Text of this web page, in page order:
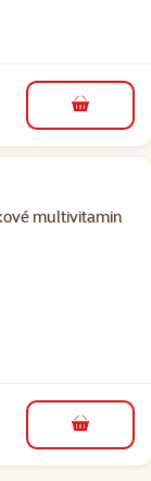
do košíka
multivitamin
do košíka